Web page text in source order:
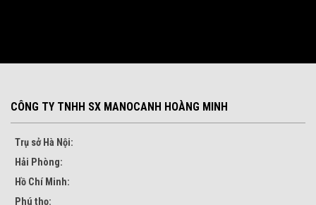
CÔNG TY TNHH SX MANOCANH HOÀNG MINH
Trụ sở Hà Nội:
Hải Phòng:
Hồ Chí Minh:
Phú thọ: